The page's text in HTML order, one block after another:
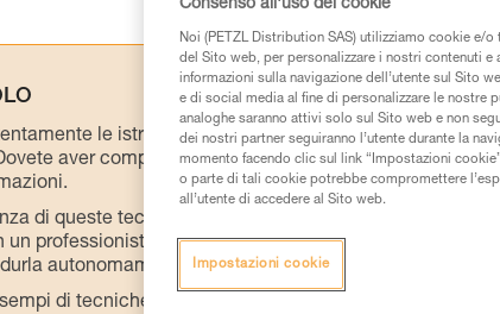
le istruzioni tecniche dei prodotti utilizzati in
aver compreso le informazioni dell’istruzione
di queste tecniche richiede una formazione ed un
un professionista la vostra capacità di rifare la manovra,
autonomamente.
di tecniche relative alla vostra attività. Ne possono
Consenso all'uso dei cookie
Noi (PETZL Distribution SAS) utilizziamo cookie e/
del Sito web, per personalizzare i nostri contenuti
informazioni sulla navigazione dell’utente sul Sito
e di social media al fine di personalizzare le nostre
analoghe saranno attivi solo sul Sito web e non
dei nostri partner seguiranno l’utente durante la
momento facendo clic sul link “Impostazioni
o parte di tali cookie potrebbe compromettere
all’utente di accedere al Sito web.
Impostazioni cookie